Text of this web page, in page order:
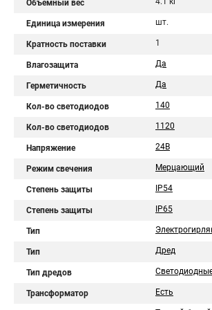
Объемный вес
Единица измерения шт.
Кратность поставки 1
Влагозащита Да
Герметичность Да
Кол-во светодиодов 140
Кол-во светодиодов 1120
Напряжение 24В
Режим свечения Мерцающий
Степень защиты IP54
Степень защиты IP65
Тип
Тип Дред
Тип дредов
Трансформатор Есть